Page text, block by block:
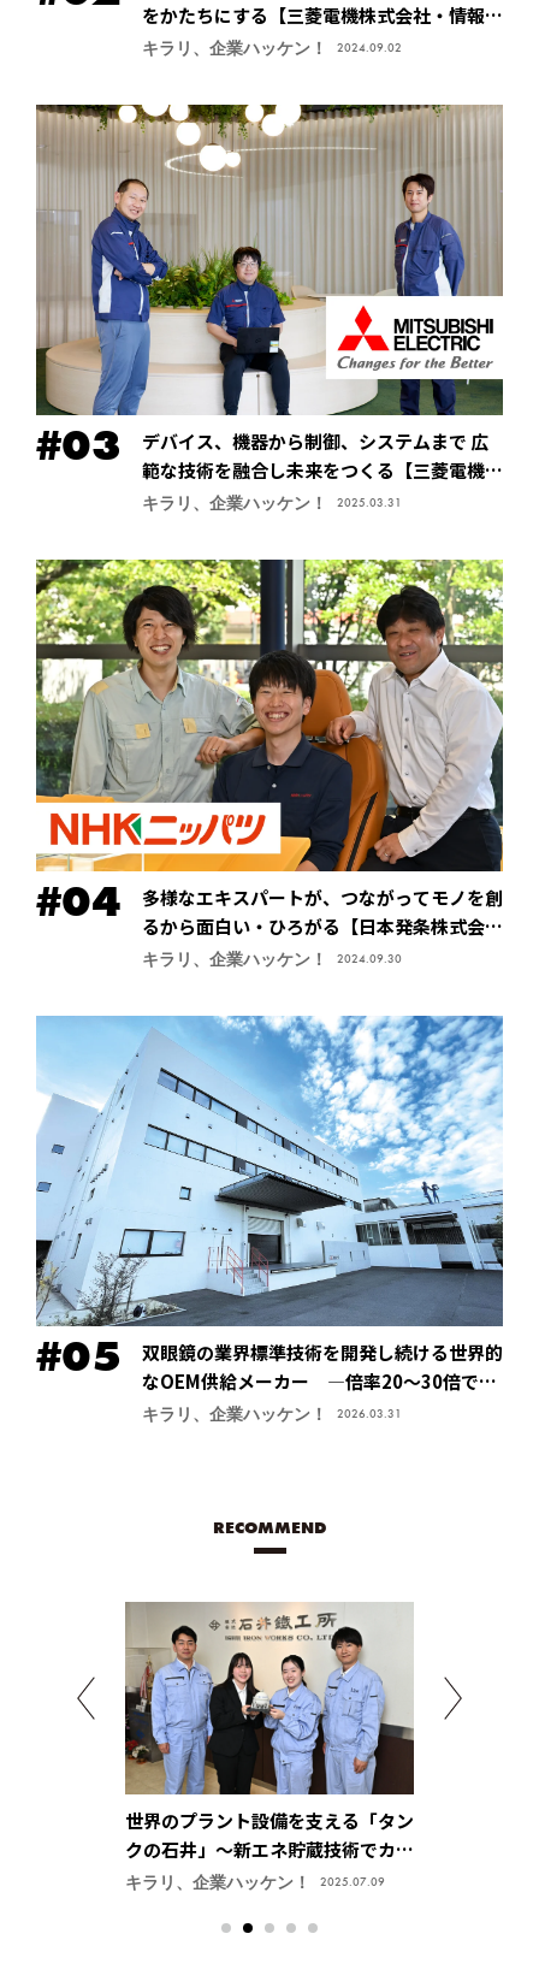
をかたちにする【三菱電機株式会社・情報技
術総合研究所】
キラリ、企業ハッケン！ 2024.09.02
デバイス、機器から制御、システムまで 広
範な技術を融合し未来をつくる【三菱電機株
式会社・先端技術総合研究所】
キラリ、企業ハッケン！ 2025.03.31
多様なエキスパートが、つながってモノを創
るから面白い・ひろがる【日本発条株式会社
（ニッパツ）】
キラリ、企業ハッケン！ 2024.09.30
双眼鏡の業界標準技術を開発し続ける世界的
なOEM供給メーカー ―倍率20～30倍でも
像が安定する手振れ防止技術で特許取得、今
キラリ、企業ハッケン！ 2026.03.31
RECOMMEND
世界のプラント設備を支える「タン
クの石井」～新エネ貯蔵技術でカー
ボンニュートラル社会を実現【株式
キラリ、企業ハッケン！ 2025.07.09